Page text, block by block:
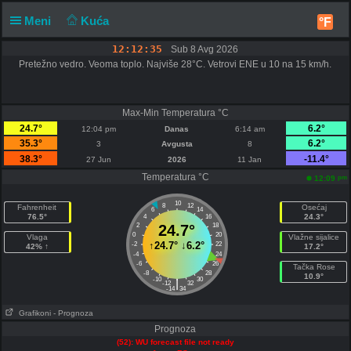
Meni Kuća °F
12:12:35
Sub 8 Avg 2026
Pretežno vedro. Veoma toplo. Najviše 28°C. Vetrovi ENE u 10 na 15 km/h.
Max-Min Temperatura °C
24.7°
12:04 pm Danas 6:14 am
6.2°
35.3°
3 Avgusta 8
6.2°
38.3°
27 Jun 2026 11 Jan
-11.4°
Temperatura °C
12:09 pm
Fahrenheit
76.5°
Vlaga
42% ↑
10
8 12
6
14
4
16
2
18
0
20
-2
22
-4
24
-6
26
-8
28
-10
30
-12 32
|
-14 34
24.7°
↑24.7° ↓6.2°
Osećaj
24.3°
Vlažne sijalice
17.2°
Tačka Rose
10.9°
Grafikoni - Prognoza
Prognoza
(52): WU forecast file not ready